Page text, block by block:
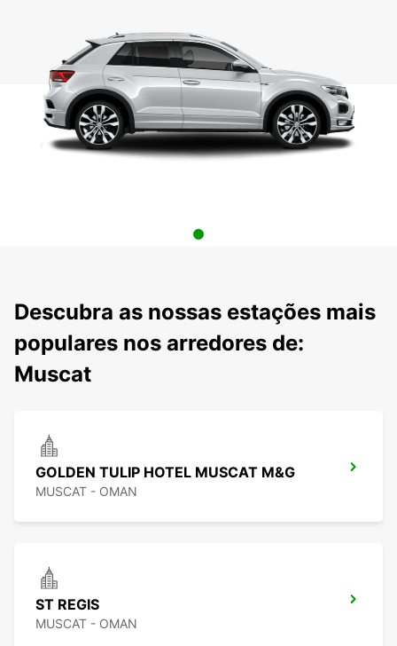
Descubra as nossas estações mais
populares nos arredores de:
Muscat
GOLDEN TULIP HOTEL MUSCAT M&G
MUSCAT - OMAN
ST REGIS
MUSCAT - OMAN